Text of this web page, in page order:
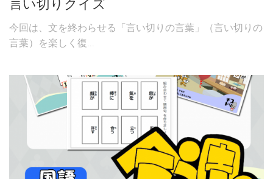
言い切りクイズ
今回は、文を終わらせる「言い切りの言葉」（言い切りの
言葉）を楽しく復...